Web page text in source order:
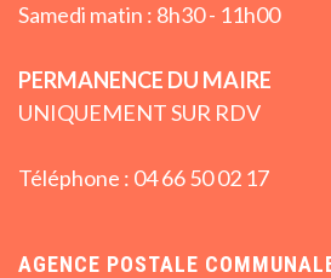
Samedi matin : 8h30 - 11h00
PERMANENCE DU MAIRE
UNIQUEMENT SUR RDV
Téléphone : 04 66 50 02 17
AGENCE POSTALE